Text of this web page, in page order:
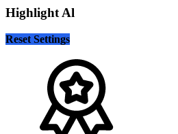
Highlight Al
Reset Settings